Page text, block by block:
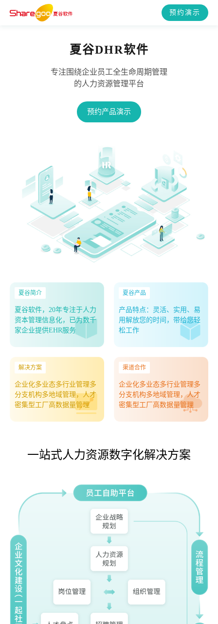
预约演示
夏谷DHR软件
专注围绕企业员工全生命周期管理
的人力资源管理平台
预约产品演示
夏谷简介
夏谷软件，20年专注于人力
资本管理信息化，已为数千
家企业提供EHR服务
夏谷产品
产品特点：灵活、实用、易
用解放您的时间，带给您轻
松工作
解决方案
企业化多业态多行业管理多
分支机构多地域管理，人才
密集型工厂高数据量管理
渠道合作
企业化多业态多行业管理多
分支机构多地域管理，人才
密集型工厂高数据量管理
一站式人力资源数字化解决方案